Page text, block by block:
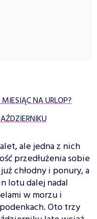
NA URLOP?
ale jedna z nich
przedłużenia sobie
chłodny i ponury, a
lotu dalej nadal
w morzu i
Oto trzy